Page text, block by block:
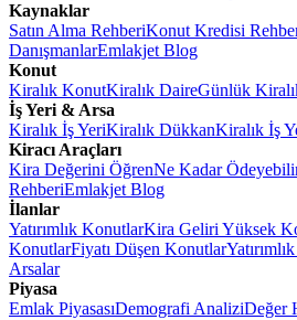
Kaynaklar
Satın Alma RehberiKonut Kredisi
DanışmanlarEmlakjet Blog
Konut
Kiralık KonutKiralık DaireGünlük
İş Yeri & Arsa
Kiralık İş YeriKiralık DükkanKiralık İş
Kiracı Araçları
Kira Değerini ÖğrenNe Kadar
RehberiEmlakjet Blog
İlanlar
Yatırımlık KonutlarKira Geliri Yüksek
KonutlarFiyatı Düşen Konutlar
Arsalar
Piyasa
Emlak PiyasasıDemografi AnaliziDeğer